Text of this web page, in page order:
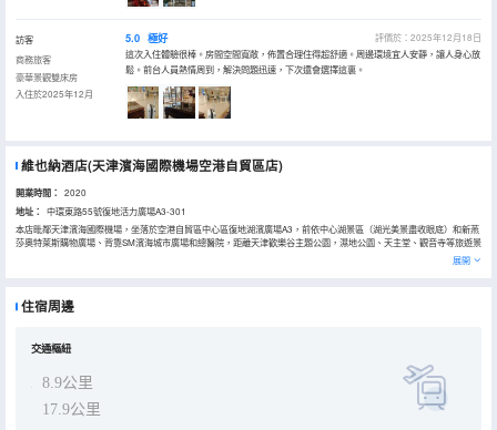
訪客
商務旅客
豪華景觀雙床房
入住於2025年12月
5.0 極好
評價於：2025年12月18日
這次入住體驗很棒。房間空間寬敞，佈置合理住得超舒適。周邊環境宜人安靜，讓人身心放
鬆。前台人員熱情周到，解決問題迅速，下次還會選擇這裏。
維也納酒店(天津濱海國際機場空港自貿區店)
開業時間： 2020
地址：
中環東路55號復地活力廣場A3-301
本店毗鄰天津濱海國際機場，坐落於空港自貿區中心區復地湖濱廣場A3，前依中心湖景區（湖光美景盡收眼底）和新燕
莎奧特萊斯購物廣場、背靠SM濱海城市廣場和總醫院，距離天津歡樂谷主題公園，濕地公園、天主堂、觀音寺等旅遊景
點大約10-15分鐘車程，周邊繁華，各商業、產業基地環繞，包括：中字頭國企、航空公司、空港金融中心、體育中
心、空港歐洲貿易中心、保税區、商務園（上市公司雲集）、汽車園（各大品牌汽車4S店和天津的二手車交易市場）
展開
住宿周邊
交通樞紐
8.9公里
17.9公里